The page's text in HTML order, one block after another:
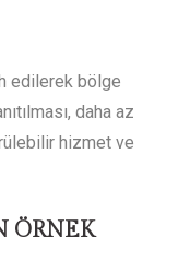
edilerek bölge
daha az
hizmet ve
ÖRNEK